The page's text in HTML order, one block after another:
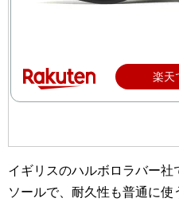
楽天
イギリスのハルボロラバー
ソールで、耐久性も普通に